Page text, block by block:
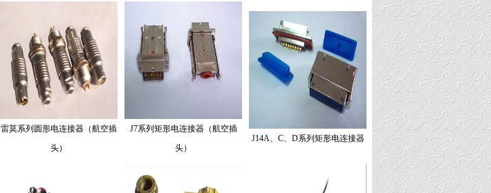
雷莫系列圆形电连接器（航空插
头）
J7系列矩形电连接器（航空插
头）
J14A、C、D系列矩形电连接器